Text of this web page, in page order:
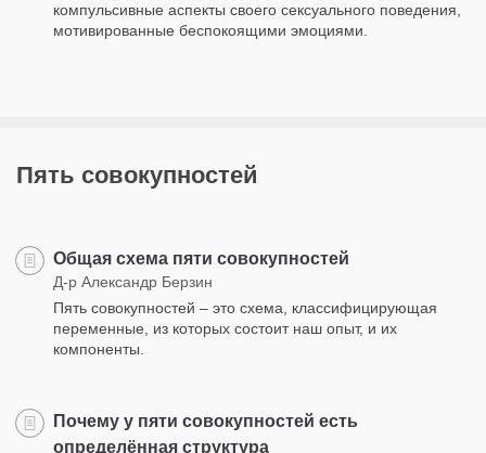
компульсивные аспекты своего сексуального поведения,
мотивированные беспокоящими эмоциями.
Пять совокупностей
Общая схема пяти совокупностей
Д-р Александр Берзин
Пять совокупностей – это схема, классифицирующая
переменные, из которых состоит наш опыт, и их
компоненты.
Почему у пяти совокупностей есть
определённая структура